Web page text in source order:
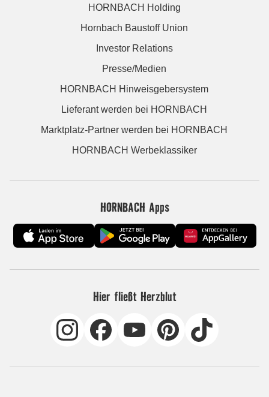
HORNBACH Holding
Hornbach Baustoff Union
Investor Relations
Presse/Medien
HORNBACH Hinweisgebersystem
Lieferant werden bei HORNBACH
Marktplatz-Partner werden bei HORNBACH
HORNBACH Werbeklassiker
HORNBACH Apps
Hier fließt Herzblut